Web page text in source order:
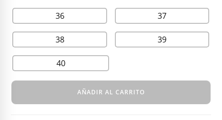
36 37
38 39
40
AÑADIR AL CARRITO